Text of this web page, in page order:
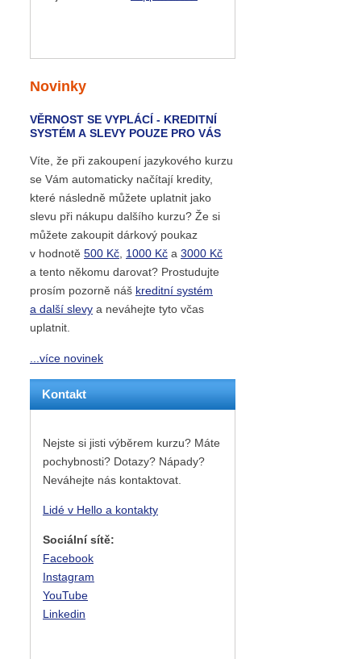
Novinky
VĚRNOST SE VYPLÁCÍ - KREDITNÍ
SYSTÉM A SLEVY POUZE PRO VÁS
Víte, že při zakoupení jazykového kurzu
se Vám automaticky načítají kredity,
které následně můžete uplatnit jako
slevu při nákupu dalšího kurzu? Že si
můžete zakoupit dárkový poukaz
v hodnotě 500 Kč, 1000 Kč a 3000 Kč
a tento někomu darovat? Prostudujte
prosím pozorně náš kreditní systém
a další slevy a neváhejte tyto včas
uplatnit.
...více novinek
Kontakt
Nejste si jisti výběrem kurzu? Máte
pochybnosti? Dotazy? Nápady?
Neváhejte nás kontaktovat.
Lidé v Hello a kontakty
Sociální sítě:
Facebook
Instagram
YouTube
Linkedin